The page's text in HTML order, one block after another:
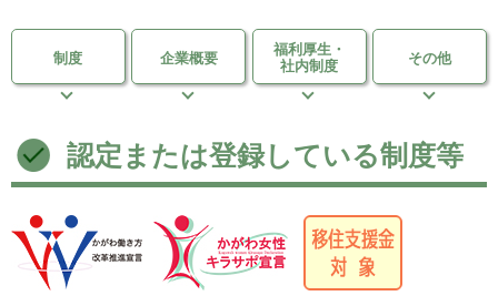
制度 企業概要
福利厚生・
社内制度
その他
認定または登録している制度等